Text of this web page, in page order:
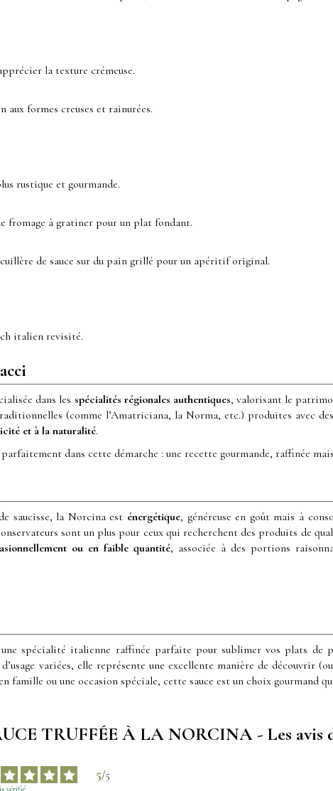
la texture crémeuse.
aux formes creuses et rainurées.
rustique et gourmande.
fromage à gratiner pour un plat fondant.
de sauce sur du pain grillé pour un apéritif original.
italien revisité.
dans les spécialités régionales authentiques, valorisant le
(comme l’Amatriciana, la Norma, etc.) produites avec
et à la naturalité.
dans cette démarche : une recette gourmande, raffinée
saucisse, la Norcina est énergétique, généreuse en goût mais à
sont un plus pour ceux qui recherchent des produits de
ou en faible quantité, associée à des portions
spécialité italienne raffinée parfaite pour sublimer vos plats de
variées, elle représente une excellente manière de découvrir
famille ou une occasion spéciale, cette sauce est un choix gourmand
TRUFFÉE À LA NORCINA - Les avis
5/5
vérifié